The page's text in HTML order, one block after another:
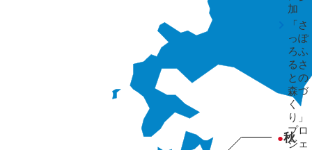
加
「さ
っぽ
ろふ
るさ
との
森づ
く
り」
プロ
ジェ
●秋